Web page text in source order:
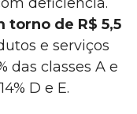
torno de R$ 5,5
e serviços
das classes A e
D e E.